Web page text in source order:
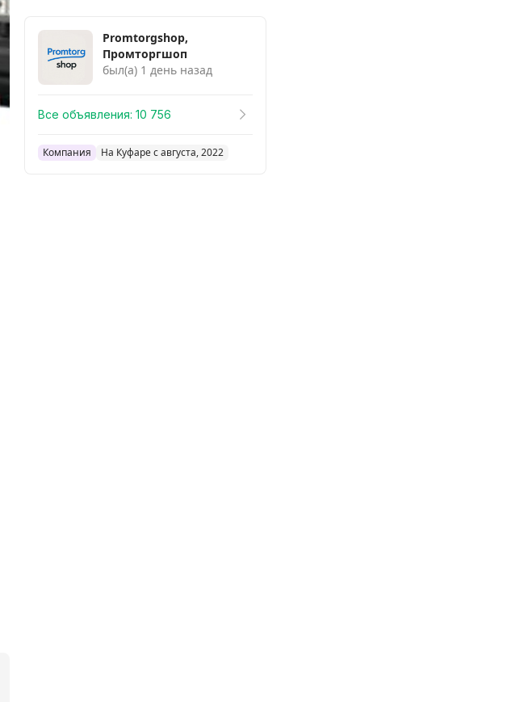
Promtorgshop,
Промторгшоп
был(а) 1 день назад
Все объявления: 10 756
Компания На Куфаре с августа, 2022